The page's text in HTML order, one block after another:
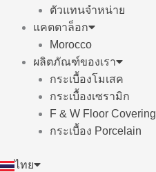
ตัวแทนจำหน่าย
แคตตาล็อก
Morocco
ผลิตภัณฑ์ของเรา
กระเบื้องโมเสค
กระเบื้องเซรามิก
F & W Floor Covering
กระเบื้อง Porcelain
ไทย